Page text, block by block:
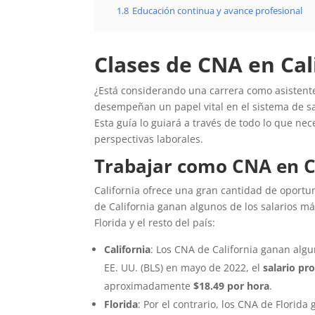
1.8 Educación continua y avance profesional
Clases de CNA en
¿Está considerando una carrera como
desempeñan un papel vital en el sistema de
Esta guía lo guiará a través de todo lo que
perspectivas laborales.
Trabajar como CNA en
California ofrece una gran cantidad de
de California ganan algunos de los salarios
Florida y el resto del país:
California: Los CNA de California ganan
EE. UU. (BLS) en mayo de 2022, elsalario
aproximadamente$18.49 por hora.
Florida: Por el contrario, los CNA de